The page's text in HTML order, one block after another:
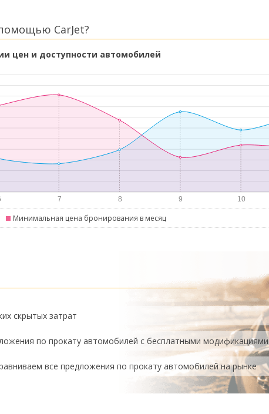
CarJet?
цен и доступности автомобилей
Минимальная цена бронирования в месяц
скрытых затрат
по прокату автомобилей с бесплатными модификациями
все предложения по прокату автомобилей на рынке